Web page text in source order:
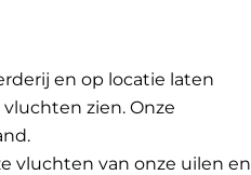
en op locatie laten
zien. Onze
vluchten van onze uilen en